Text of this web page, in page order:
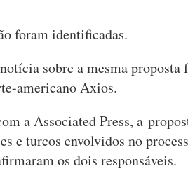
foram identificadas.
sobre a mesma
americano Axios.
a Associated Press, a
e turcos envolvidos no
os dois responsáveis.